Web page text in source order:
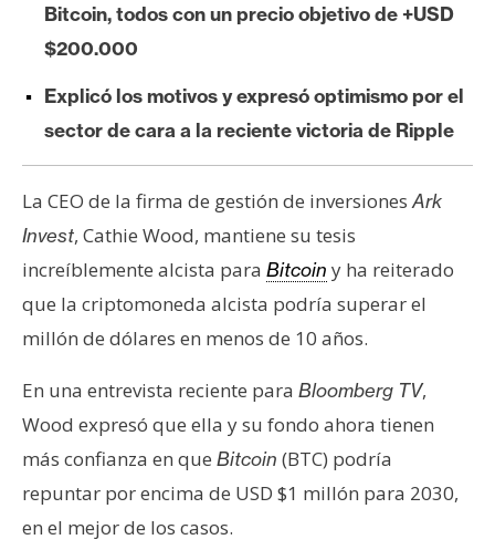
I
A
A
l
i
s
s
N
o
a
s
d
Bitcoin, todos con un precio objetivo de +USD
$200.000
Explicó los motivos y expresó optimismo por el
sector de cara a la reciente victoria de Ripple
La CEO de la firma de gestión de inversionesArk
Invest, Cathie Wood, mantiene su tesis
increíblemente alcista para Bitcoin y ha reiterado
que la criptomoneda alcista podría superar el
millón de dólares en menos de 10 años.
En una entrevista reciente para Bloomberg TV,
Wood expresó que ella y su fondo ahora tienen
más confianza en que Bitcoin (BTC) podría
repuntar por encima de USD $1 millón para 2030,
en el mejor de los casos.